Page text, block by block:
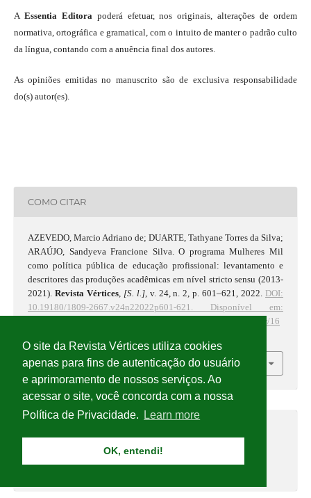
O site da Revista Vértices utiliza cookies
apenas para fins de autenticação do usuário
e aprimoramento de nossos serviços. Ao
acessar o site, você concorda com a nossa
Política de Privacidade.
Learn more
OK, entendi!
A Essentia Editora poderá efetuar, nos originais, alterações de ordem
normativa, ortográfica e gramatical, com o intuito de manter o padrão culto
da língua, contando com a anuência final dos autores.
As opiniões emitidas no manuscrito são de exclusiva responsabilidade
do(s) autor(es).
COMO CITAR
AZEVEDO, Marcio Adriano de; DUARTE, Tathyane Torres da Silva;
ARAÚJO, Sandyeva Francione Silva. O programa Mulheres Mil
como política pública de educação profissional: levantamento e
descritores das produções acadêmicas em nível stricto sensu (2013-
2021). Revista Vértices, [S. l.], v. 24, n. 2, p. 601–621, 2022. DOI:
10.19180/1809-2667.v24n22022p601-621.
Disponível em:
https://editoraessentia.iff.edu.br/index.php/vertices/article/view/16
FORMATOS DE CITAÇÃO
0